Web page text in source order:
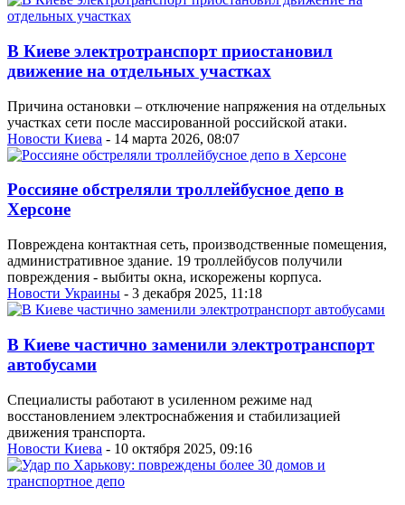
В Киеве электротранспорт приостановил
движение на отдельных участках
Причина остановки – отключение напряжения на отдельных
участках сети после массированной российской атаки.
Новости Киева - 14 марта 2026, 08:07
Россияне обстреляли троллейбусное депо в
Херсоне
Повреждена контактная сеть, производственные помещения,
административное здание. 19 троллейбусов получили
повреждения - выбиты окна, искорежены корпуса.
Новости Украины - 3 декабря 2025, 11:18
В Киеве частично заменили электротранспорт
автобусами
Специалисты работают в усиленном режиме над
восстановлением электроснабжения и стабилизацией
движения транспорта.
Новости Киева - 10 октября 2025, 09:16